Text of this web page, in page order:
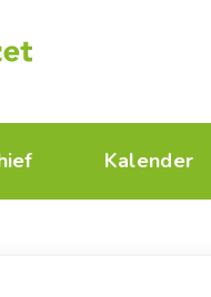
Kalender